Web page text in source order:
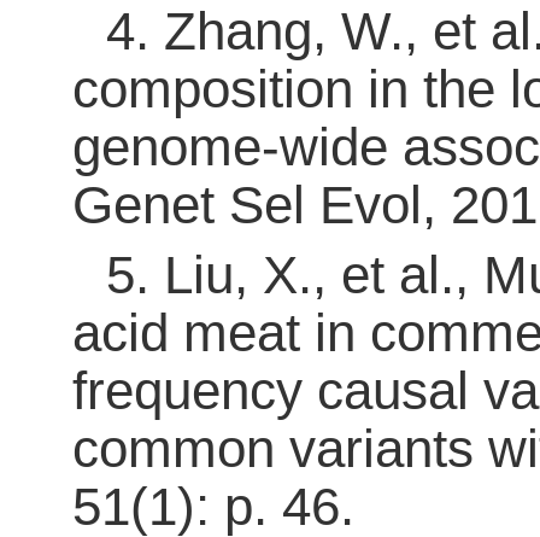
4. Zhang, W., et
composition in the
genome-wide
Genet Sel Evol,
5. Liu, X., et al.,
acid meat in
frequency causal
common variants
51(1): p. 46.